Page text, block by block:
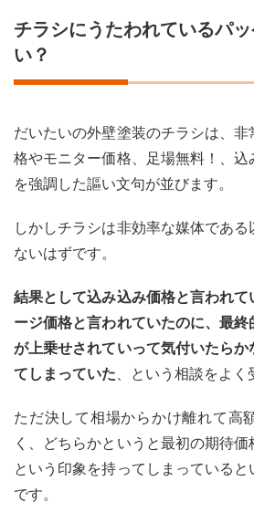
チラシにうたわれているパ
い？
だいたいの外壁塗装のチラシは、
格やモニター価格、足場無料！、込
を強調した謳い文句が並びます。
しかしチラシは非効率な媒体である
ないはずです。
結果として込み込み価格と言われ
ージ価格と言われていたのに、最
が上乗せされていって気付いたら
てしまっていた 、という相談をよく
ただ決して相場からかけ離れて高
く、どちらかというと最初の期待
という印象を持ってしまっている
です。